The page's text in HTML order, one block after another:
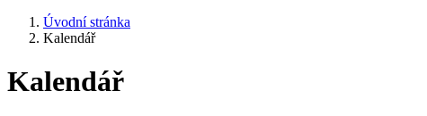
Úvodní stránka
Kalendář
Kalendář